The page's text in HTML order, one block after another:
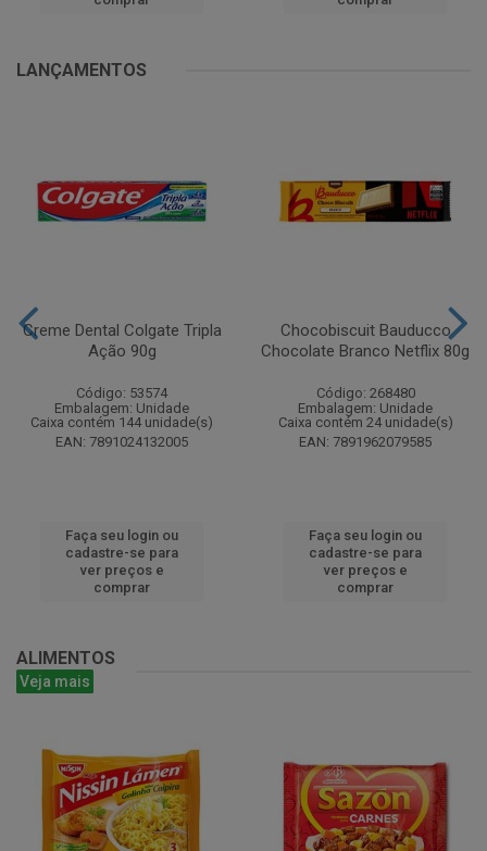
LANÇAMENTOS
Creme Dental Colgate Tripla
Ação 90g
Código: 53574
Embalagem: Unidade
Caixa contém 144 unidade(s)
EAN: 7891024132005
Faça seu login ou
cadastre-se para
ver preços e
comprar
Chocobiscuit Bauducco
Chocolate Branco Netflix 80g
Código: 268480
Embalagem: Unidade
Caixa contém 24 unidade(s)
EAN: 7891962079585
Faça seu login ou
cadastre-se para
ver preços e
comprar
ALIMENTOS
Veja mais